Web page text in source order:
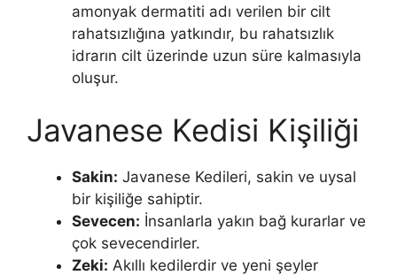
amonyak dermatiti adı verilen bir cilt
rahatsızlığına yatkındır, bu rahatsızlık
idrarın cilt üzerinde uzun süre kalmasıyla
oluşur.
Javanese Kedisi Kişiliği
Sakin: Javanese Kedileri, sakin ve uysal
bir kişiliğe sahiptir.
Sevecen: İnsanlarla yakın bağ kurarlar ve
çok sevecendirler.
Zeki: Akıllı kedilerdir ve yeni şeyler